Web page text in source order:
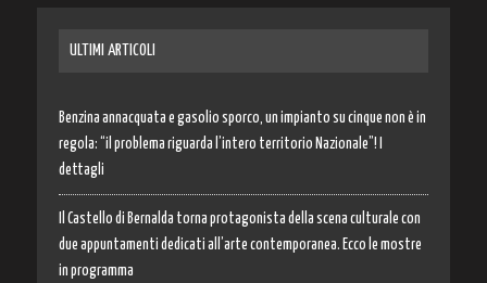
ULTIMI ARTICOLI
Benzina annacquata e gasolio sporco, un impianto su cinque non è in
regola: “il problema riguarda l’intero territorio Nazionale”! I
dettagli
Il Castello di Bernalda torna protagonista della scena culturale con
due appuntamenti dedicati all’arte contemporanea. Ecco le mostre
in programma